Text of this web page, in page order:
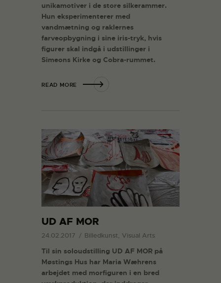
unikamotiver i de store silkerammer.
Hun eksperimenterer med
vandmætning og raklernes
farveopbygning i sine iris-tryk, hvis
figurer skal indgå i udstillinger i
Simeons Kirke og Cobra-rummet.
READ MORE
UD AF MOR
24.02.2017 Billedkunst, Visual Arts
Til sin soloudstilling UD AF MOR på
Møstings Hus har Maria Wæhrens
arbejdet med morfiguren i en bred